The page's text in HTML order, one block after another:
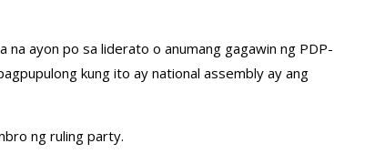
na ayon po sa liderato o anumang gagawin ng PDP-
kung ito ay national assembly ay ang
ng ruling party.